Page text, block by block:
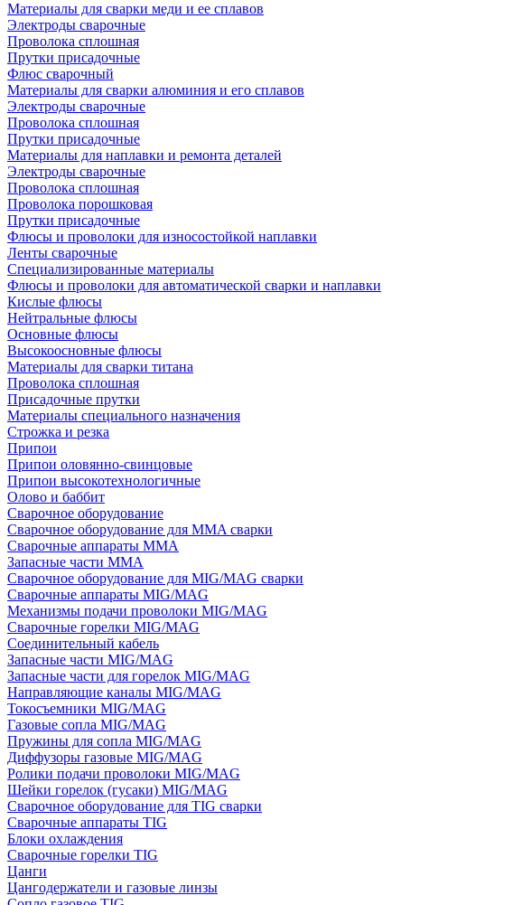
Материалы для сварки меди и ее сплавов
Электроды сварочные
Проволока сплошная
Прутки присадочные
Флюс сварочный
Материалы для сварки алюминия и его сплавов
Электроды сварочные
Проволока сплошная
Прутки присадочные
Материалы для наплавки и ремонта деталей
Электроды сварочные
Проволока сплошная
Проволока порошковая
Прутки присадочные
Флюсы и проволоки для износостойкой наплавки
Ленты сварочные
Специализированные материалы
Флюсы и проволоки для автоматической сварки и наплавки
Кислые флюсы
Нейтральные флюсы
Основные флюсы
Высокоосновные флюсы
Материалы для сварки титана
Проволока сплошная
Присадочные прутки
Материалы специального назначения
Строжка и резка
Припои
Припои оловянно-свинцовые
Припои высокотехнологичные
Олово и баббит
Сварочное оборудование
Сварочное оборудование для MMA сварки
Сварочные аппараты MMA
Запасные части MMA
Сварочное оборудование для MIG/MAG сварки
Сварочные аппараты MIG/MAG
Механизмы подачи проволоки MIG/MAG
Сварочные горелки MIG/MAG
Соединительный кабель
Запасные части MIG/MAG
Запасные части для горелок MIG/MAG
Направляющие каналы MIG/MAG
Токосъемники MIG/MAG
Газовые сопла MIG/MAG
Пружины для сопла MIG/MAG
Диффузоры газовые MIG/MAG
Ролики подачи проволоки MIG/MAG
Шейки горелок (гусаки) MIG/MAG
Сварочное оборудование для TIG сварки
Сварочные аппараты TIG
Блоки охлаждения
Сварочные горелки TIG
Цанги
Цангодержатели и газовые линзы